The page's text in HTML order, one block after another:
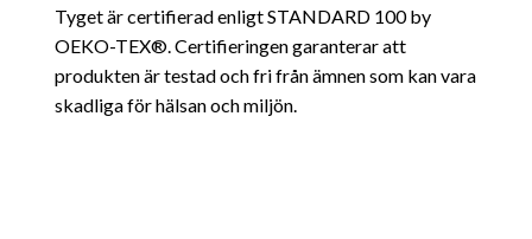
Tyget är certifierad enligt STANDARD 100 by
OEKO-TEX®. Certifieringen garanterar att
produkten är testad och fri från ämnen som kan vara
skadliga för hälsan och miljön.